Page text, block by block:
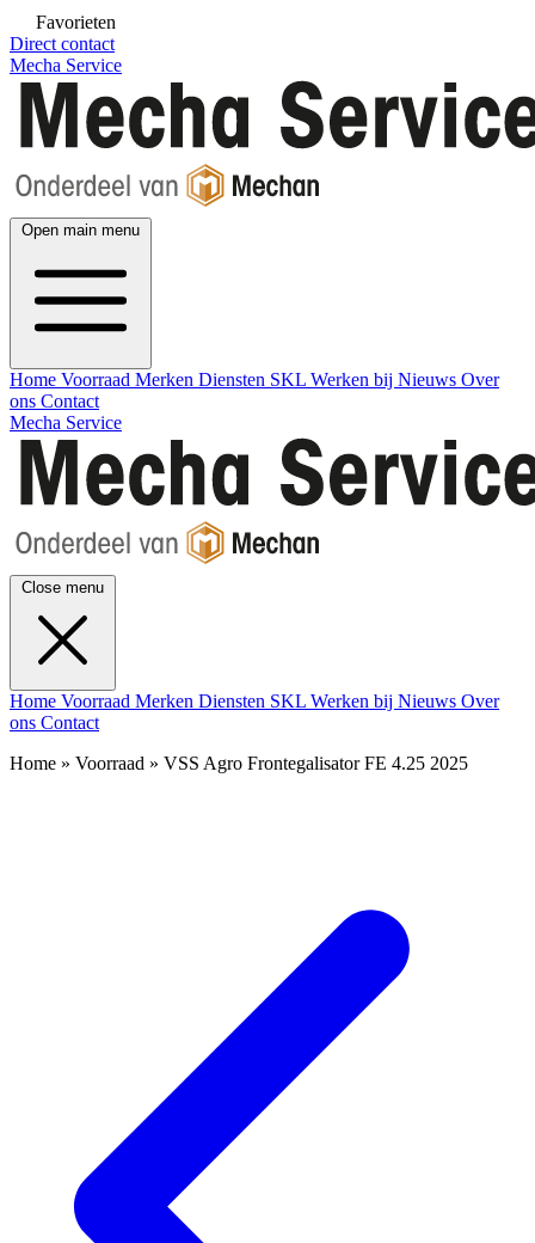
Favorieten
Direct contact
Mecha Service
Open main menu
Home Voorraad Merken Diensten SKL Werken bij Nieuws Over
ons Contact
Mecha Service
Close menu
Home Voorraad Merken Diensten SKL Werken bij Nieuws Over
ons Contact
Home » Voorraad » VSS Agro Frontegalisator FE 4.25 2025